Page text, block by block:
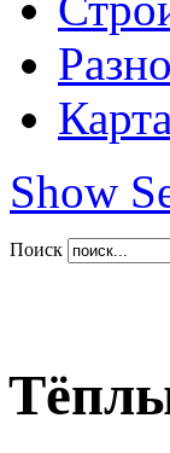
Карта
Show
Поиск